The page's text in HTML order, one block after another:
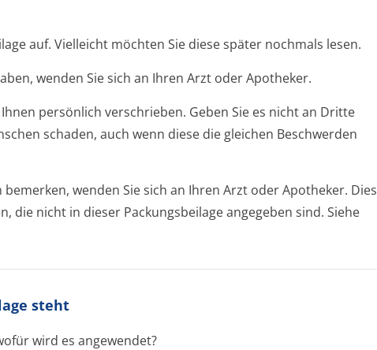
auf. Vielleicht möchten Sie diese später nochmals lesen.
wenden Sie sich an Ihren Arzt oder Apotheker.
persönlich verschrieben. Geben Sie es nicht an Dritte
schaden, auch wenn diese die gleichen Beschwerden
bemerken, wenden Sie sich an Ihren Arzt oder Apotheker. Dies
die nicht in dieser Packungsbeilage angegeben sind. Siehe
steht
wird es angewendet?